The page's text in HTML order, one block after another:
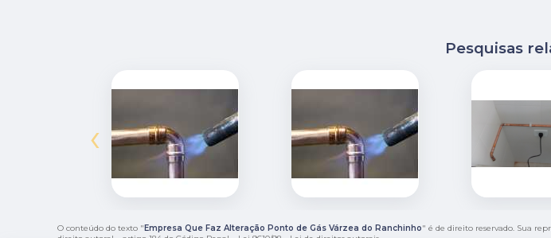
Pesquisas
‹
O conteúdo do texto "Empresa Que Faz Alteração Ponto de Gás Várzea do Ranchinho" é de direito reservado. Sua